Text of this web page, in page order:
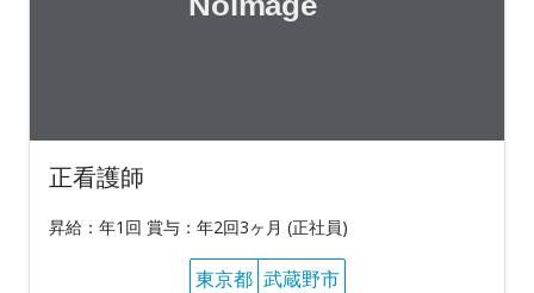
正看護師
昇給：年1回 賞与：年2回3ヶ月 (正社員)
東京都 武蔵野市